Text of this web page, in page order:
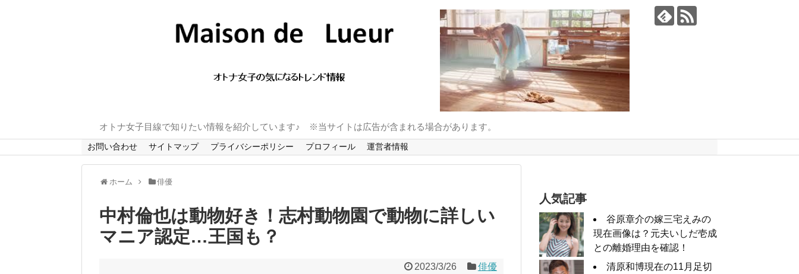
オトナ女子目線で知りたい情報を紹介しています♪ ※当サイトは広告が含まれる場合があります。
お問い合わせ サイトマップ プライバシーポリシー プロフィール 運営者情報
ホーム 俳優
中村倫也は動物好き！志村動物園で動物に詳しい
マニア認定…王国も？
2023/3/26 俳優
人気記事
谷原章介の嫁三宅えみの
現在画像は？元夫いしだ壱成
との離婚理由を確認！
清原和博現在の11月足切